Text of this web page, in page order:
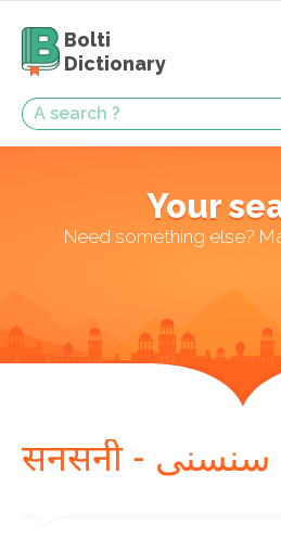
Bolti
Dictionary
Your
Need something else?
सनसनी - سنسنی